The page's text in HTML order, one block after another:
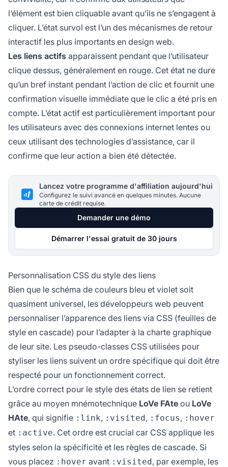
l’élément est bien cliquable avant qu’ils ne s’engagent à
cliquer. L’état survol est l’un des mécanismes de retour
interactif les plus importants en design web.
Les liens actifs apparaissent pendant que l’utilisateur
clique dessus, généralement en rouge. Cet état ne dure
qu’un bref instant pendant l’action de clic et fournit une
confirmation visuelle immédiate que le clic a été pris en
compte. L’état actif est particulièrement important pour
les utilisateurs avec des connexions internet lentes ou
ceux utilisant des technologies d’assistance, car il
confirme que leur action a bien été détectée.
Lancez votre programme d'affiliation aujourd'hui
Configurez le suivi avancé en quelques minutes. Aucune
carte de crédit requise.
Demander une démo
Démarrer l'essai gratuit de 30 jours
Personnalisation CSS du style des liens
Bien que le schéma de couleurs bleu et violet soit
quasiment universel, les développeurs web peuvent
personnaliser l’apparence des liens via CSS (feuilles de
style en cascade) pour l’adapter à la charte graphique
de leur site. Les pseudo-classes CSS utilisées pour
styliser les liens suivent un ordre spécifique qui doit être
respecté pour un fonctionnement correct.
L’ordre correct pour le style des états de lien se retient
grâce au moyen mnémotechnique LoVe FAte ou LoVe
HAte, qui signifie :link, :visited, :focus, :hover
et :active. Cet ordre est crucial car CSS applique les
styles selon la spécificité et les règles de cascade. Si
vous placez :hover avant :visited, par exemple, les